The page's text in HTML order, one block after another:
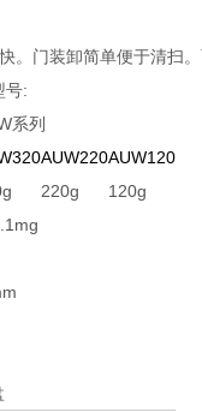
。门装卸简单便于清扫
号:
系列
AUW220AUW120
220g
120g